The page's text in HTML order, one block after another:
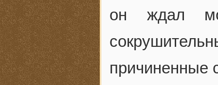
он ждал
причиненные